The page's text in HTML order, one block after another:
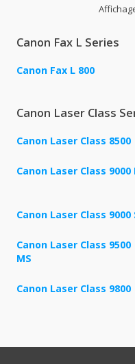
Canon Fax L Series
Canon Fax L 800
Canon Laser Class
Canon Laser Class 8500
Canon Laser Class 9000
Canon Laser Class 9000
Canon Laser Class 9500
MS
Canon Laser Class 9800